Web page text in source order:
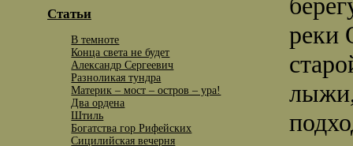
Статьи
В темноте
Конца света не будет
Александр Сергеевич
Разноликая тундра
Материк – мост – остров – ура!
Два ордена
Штиль
Богатства гор Рифейских
Сицилийская вечерня
реки
лыжи,